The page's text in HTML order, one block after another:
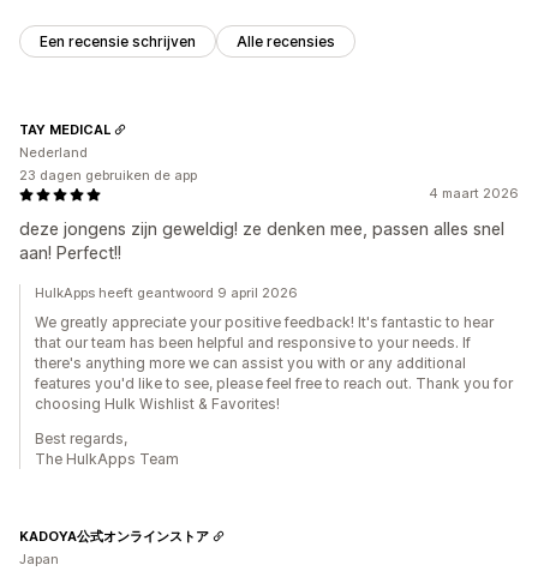
Een recensie schrijven Alle recensies
4 maart 2026
deze jongens zijn geweldig! ze denken mee, passen alles snel
aan! Perfect!!
TAY MEDICAL
Nederland
23 dagen gebruiken de app
HulkApps heeft geantwoord 9 april 2026
We greatly appreciate your positive feedback! It's fantastic to hear
that our team has been helpful and responsive to your needs. If
there's anything more we can assist you with or any additional
features you'd like to see, please feel free to reach out. Thank you for
choosing Hulk Wishlist & Favorites!
Best regards,
The HulkApps Team
KADOYA公式オンラインストア
Japan